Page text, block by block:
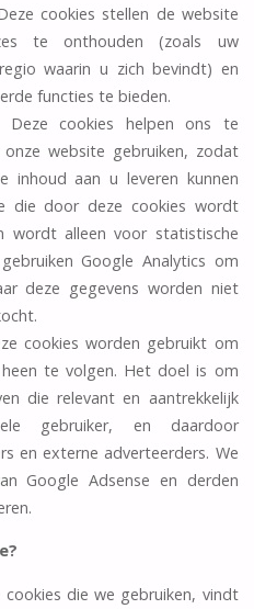
cookies stellen de website
te onthouden (zoals uw
waarin u zich bevindt) en
functies te bieden.
Deze cookies helpen ons te
website gebruiken, zodat
inhoud aan u leveren kunnen
die door deze cookies wordt
wordt alleen voor statistische
Google Analytics om
deze gegevens worden niet
cookies worden gebruikt om
te volgen. Het doel is om
die relevant en aantrekkelijk
gebruiker, en daardoor
en externe adverteerders. We
Google Adsense en derden
die we gebruiken, vindt